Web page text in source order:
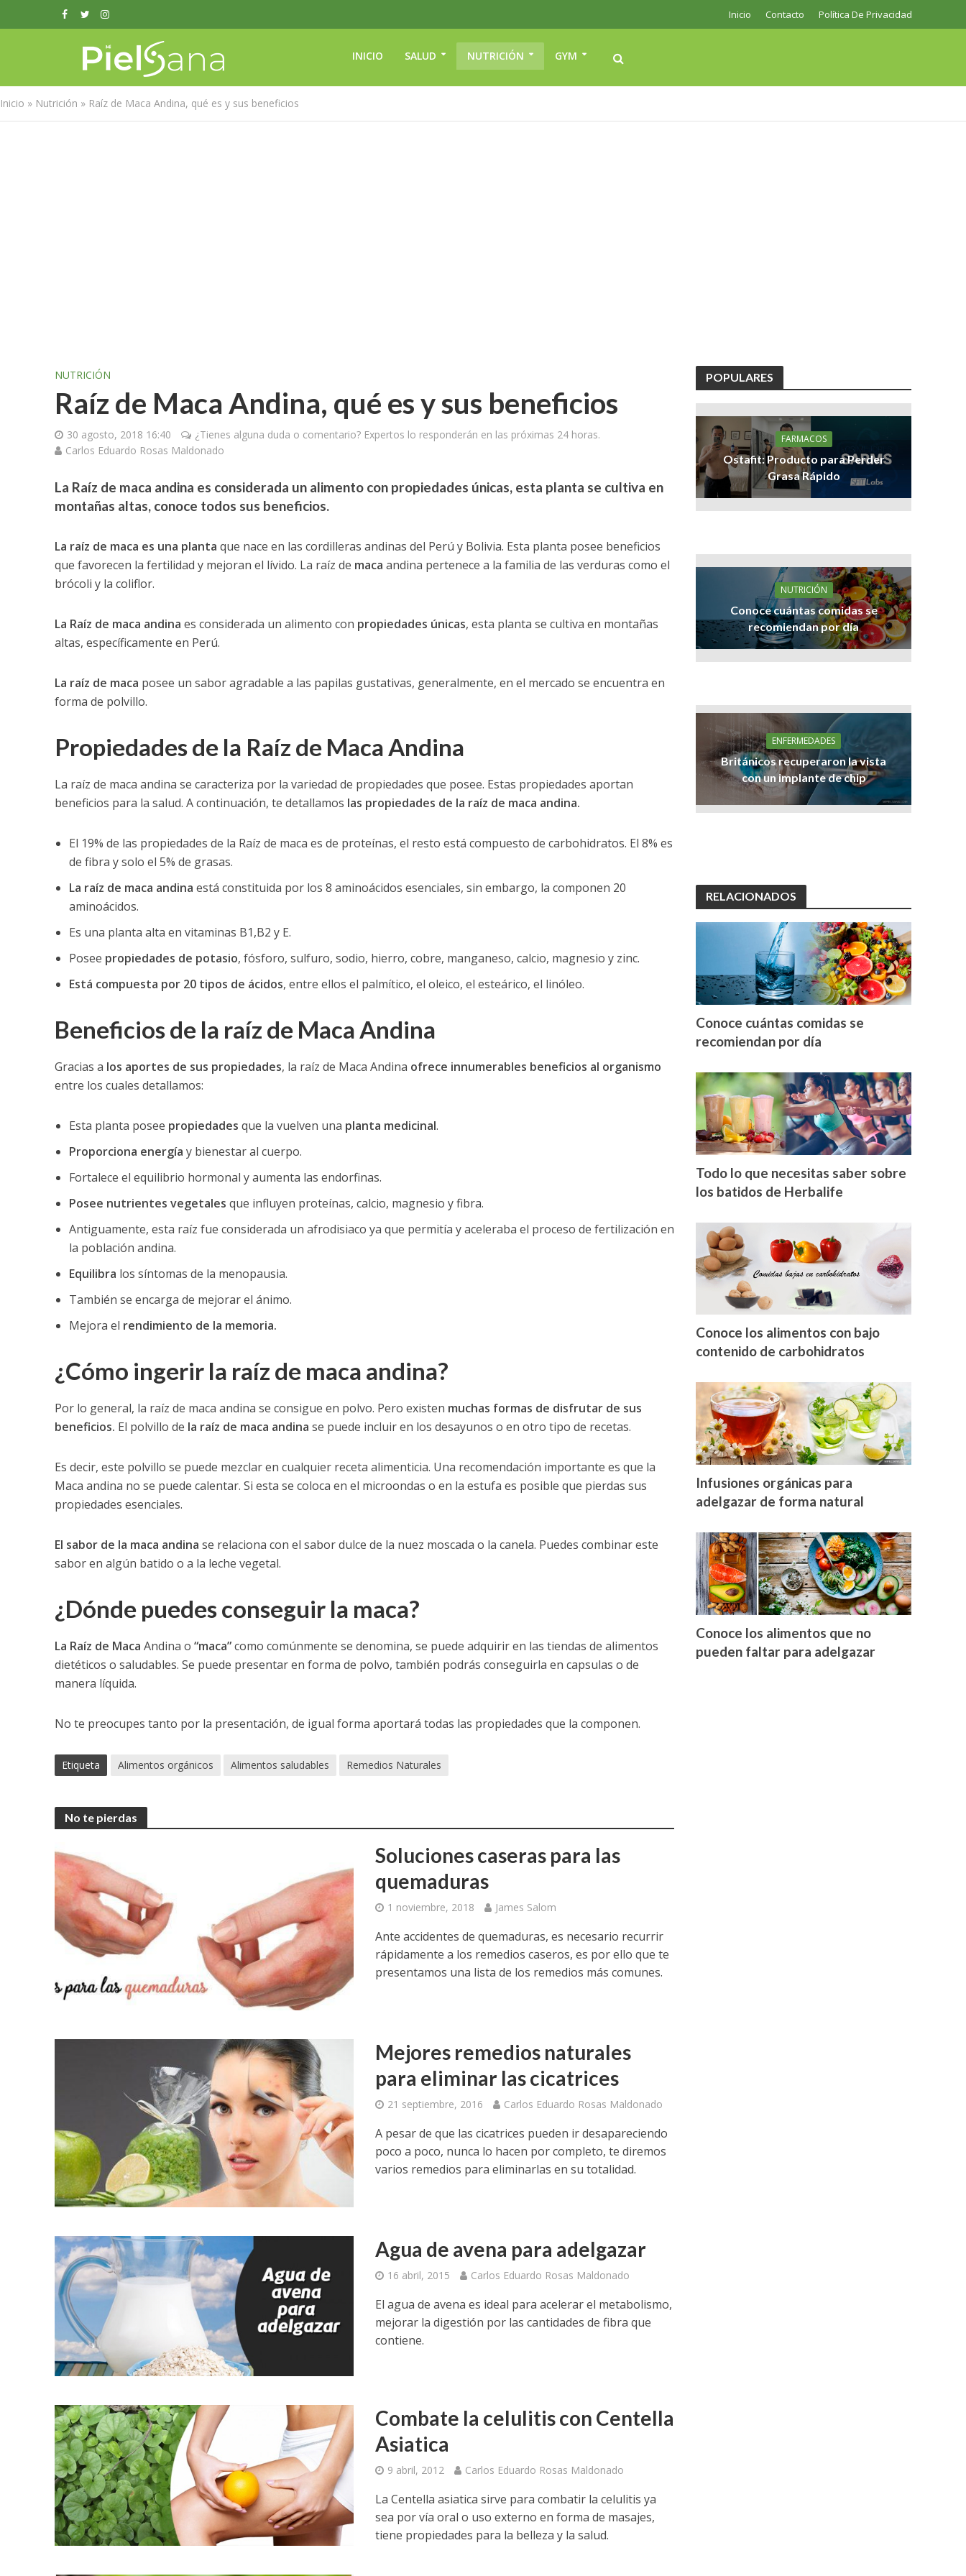
Inicio Contacto Política De Privacidad
INICIO SALUD NUTRICIÓN GYM
Inicio » Nutrición » Raíz de Maca Andina, qué es y sus beneficios
NUTRICIÓN
Raíz de Maca Andina, qué es y sus beneficios
30 agosto, 2018 16:40
¿Tienes alguna duda o comentario? Expertos lo responderán en las próximas 24 horas.
Carlos Eduardo Rosas Maldonado
La Raíz de maca andina es considerada un alimento con propiedades únicas, esta planta se cultiva en
montañas altas, conoce todos sus beneficios.
La raíz de maca es una planta que nace en las cordilleras andinas del Perú y Bolivia. Esta planta posee beneficios
que favorecen la fertilidad y mejoran el lívido. La raíz de maca andina pertenece a la familia de las verduras como el
brócoli y la coliflor.
La Raíz de maca andina es considerada un alimento con propiedades únicas, esta planta se cultiva en montañas
altas, específicamente en Perú.
La raíz de maca posee un sabor agradable a las papilas gustativas, generalmente, en el mercado se encuentra en
forma de polvillo.
Propiedades de la Raíz de Maca Andina
La raíz de maca andina se caracteriza por la variedad de propiedades que posee. Estas propiedades aportan
beneficios para la salud. A continuación, te detallamos las propiedades de la raíz de maca andina.
El 19% de las propiedades de la Raíz de maca es de proteínas, el resto está compuesto de carbohidratos. El 8% es
de fibra y solo el 5% de grasas.
La raíz de maca andina está constituida por los 8 aminoácidos esenciales, sin embargo, la componen 20
aminoácidos.
Es una planta alta en vitaminas B1,B2 y E.
Posee propiedades de potasio, fósforo, sulfuro, sodio, hierro, cobre, manganeso, calcio, magnesio y zinc.
Está compuesta por 20 tipos de ácidos, entre ellos el palmítico, el oleico, el esteárico, el linóleo.
Beneficios de la raíz de Maca Andina
Gracias a los aportes de sus propiedades, la raíz de Maca Andina ofrece innumerables beneficios al organismo
entre los cuales detallamos:
Esta planta posee propiedades que la vuelven una planta medicinal.
Proporciona energía y bienestar al cuerpo.
Fortalece el equilibrio hormonal y aumenta las endorfinas.
Posee nutrientes vegetales que influyen proteínas, calcio, magnesio y fibra.
Antiguamente, esta raíz fue considerada un afrodisiaco ya que permitía y aceleraba el proceso de fertilización en
la población andina.
Equilibra los síntomas de la menopausia.
También se encarga de mejorar el ánimo.
Mejora el rendimiento de la memoria.
¿Cómo ingerir la raíz de maca andina?
Por lo general, la raíz de maca andina se consigue en polvo. Pero existen muchas formas de disfrutar de sus
beneficios. El polvillo de la raíz de maca andina se puede incluir en los desayunos o en otro tipo de recetas.
Es decir, este polvillo se puede mezclar en cualquier receta alimenticia. Una recomendación importante es que la
Maca andina no se puede calentar. Si esta se coloca en el microondas o en la estufa es posible que pierdas sus
propiedades esenciales.
El sabor de la maca andina se relaciona con el sabor dulce de la nuez moscada o la canela. Puedes combinar este
sabor en algún batido o a la leche vegetal.
¿Dónde puedes conseguir la maca?
La Raíz de Maca Andina o “maca”como comúnmente se denomina, se puede adquirir en las tiendas de alimentos
dietéticos o saludables. Se puede presentar en forma de polvo, también podrás conseguirla en capsulas o de
manera líquida.
No te preocupes tanto por la presentación, de igual forma aportará todas las propiedades que la componen.
Etiqueta Alimentos orgánicos Alimentos saludables Remedios Naturales
No te pierdas
Soluciones caseras para las
quemaduras
1 noviembre, 2018 James Salom
Ante accidentes de quemaduras, es necesario recurrir
rápidamente a los remedios caseros, es por ello que te
presentamos una lista de los remedios más comunes.
Mejores remedios naturales
para eliminar las cicatrices
21 septiembre, 2016 Carlos Eduardo Rosas Maldonado
A pesar de que las cicatrices pueden ir desapareciendo
poco a poco, nunca lo hacen por completo, te diremos
varios remedios para eliminarlas en su totalidad.
Agua de avena para adelgazar
16 abril, 2015 Carlos Eduardo Rosas Maldonado
El agua de avena es ideal para acelerar el metabolismo,
mejorar la digestión por las cantidades de fibra que
contiene.
Combate la celulitis con Centella
Asiatica
9 abril, 2012 Carlos Eduardo Rosas Maldonado
La Centella asiatica sirve para combatir la celulitis ya
sea por vía oral o uso externo en forma de masajes,
tiene propiedades para la belleza y la salud.
POPULARES
FARMACOS
Ostafit: Producto para Perder
Grasa Rápido
NUTRICIÓN
Conoce cuántas comidas se
recomiendan por día
ENFERMEDADES
Británicos recuperaron la vista
con un implante de chip
RELACIONADOS
Conoce cuántas comidas se
recomiendan por día
Todo lo que necesitas saber sobre
los batidos de Herbalife
Conoce los alimentos con bajo
contenido de carbohidratos
Infusiones orgánicas para
adelgazar de forma natural
Conoce los alimentos que no
pueden faltar para adelgazar